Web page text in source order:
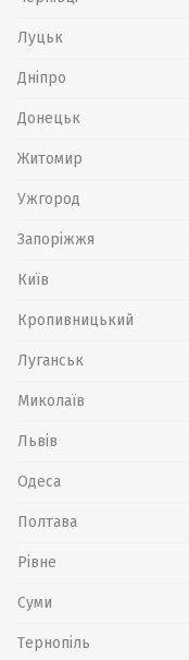
Луцьк
Дніпро
Донецьк
Житомир
Ужгород
Запоріжжя
Київ
Кропивницький
Луганськ
Миколаїв
Львів
Одеса
Полтава
Рівне
Суми
Тернопіль